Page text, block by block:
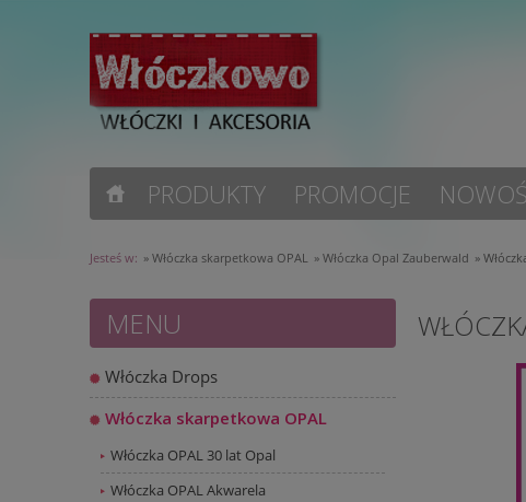
PRODUKTY PROMOCJE
Jesteś w: » Włóczka skarpetkowa OPAL » Włóczka Opal Zauberwald »
MENU
Włóczka Drops
Włóczka skarpetkowa OPAL
Włóczka OPAL 30 lat Opal
Włóczka OPAL Akwarela